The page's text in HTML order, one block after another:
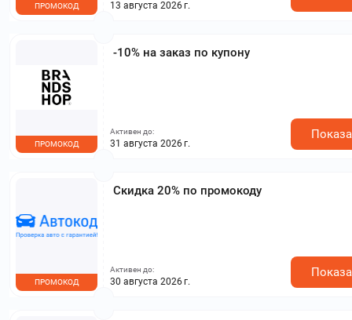
ПРОМОКОД 13 августа 2026 г.
-10% на заказ по купону
ПРОМОКОД
Активен до:
31 августа 2026 г.
Скидка 20% по промокоду
ПРОМОКОД
Активен до:
30 августа 2026 г.